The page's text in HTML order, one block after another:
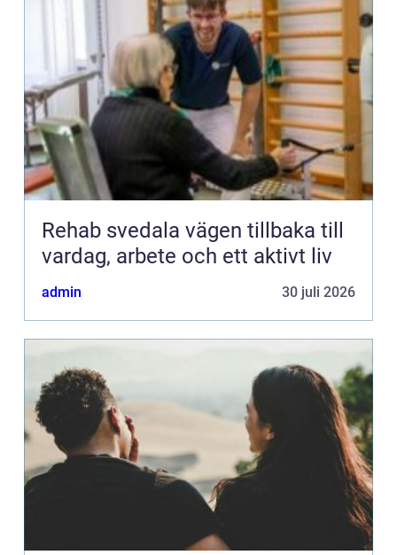
Rehab svedala vägen tillbaka till
vardag, arbete och ett aktivt liv
admin 30 juli 2026